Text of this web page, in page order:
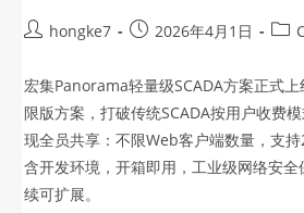
hongke7 2026年4月1日
宏集Panorama轻量级SCADA方案正式
限版方案，打破传统SCADA按用户收费
现全员共享：不限Web客户端数量，支
含开发环境，开箱即用，工业级网络安
续可扩展。